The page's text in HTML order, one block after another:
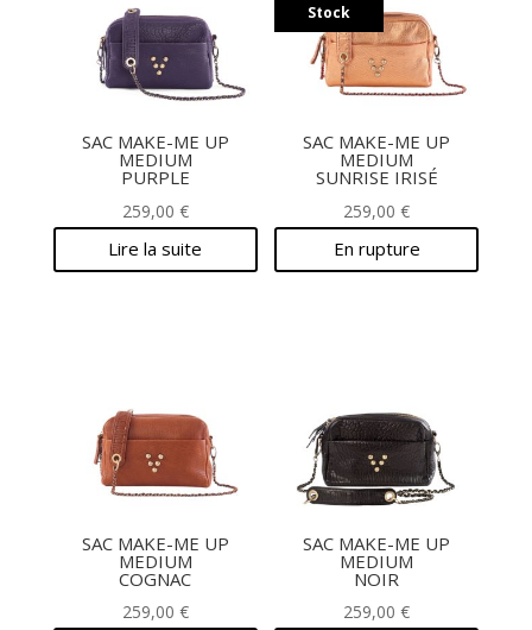
SAC MAKE-ME UP
MEDIUM
PURPLE
259,00 €
Lire la suite
Stock
SAC MAKE-ME UP
MEDIUM
SUNRISE IRISÉ
259,00€
En rupture
SAC MAKE-ME UP
MEDIUM
COGNAC
259,00 €
SAC MAKE-ME UP
MEDIUM
NOIR
259,00€